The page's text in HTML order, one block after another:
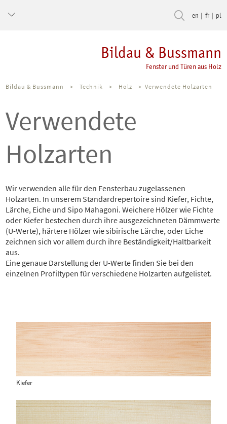
en fr pl
Bildau & Bussmann
Fenster und Türen aus Holz
Bildau & Bussmann > Technik > Holz >Verwendete Holzarten
Verwendete
Holzarten
Wir verwenden alle für den Fensterbau zugelassenen
Holzarten. In unserem Standardrepertoire sind Kiefer, Fichte,
Lärche, Eiche und Sipo Mahagoni. Weichere Hölzer wie Fichte
oder Kiefer bestechen durch ihre ausgezeichneten Dämmwerte
(U-Werte), härtere Hölzer wie sibirische Lärche, oder Eiche
zeichnen sich vor allem durch ihre Beständigkeit/Haltbarkeit
aus.
Eine genaue Darstellung der U-Werte finden Sie bei den
einzelnen Profiltypen für verschiedene Holzarten aufgelistet.
Kiefer